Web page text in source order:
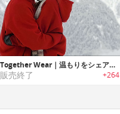
Together Wear｜温もりをシェアするバックポケット付パーカー「トゥギャザーウェアー」
販売終了 +264